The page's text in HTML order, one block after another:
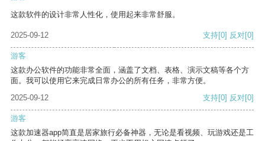
这款软件的设计非常人性化，使用起来非常舒服。
2025-09-12 支持[0] 反对[0]
游客
这款办公软件的功能非常全面，涵盖了文档、表格、演示文稿等各个方
面。我可以使用它来完成日常办公的所有任务，非常方便。
2025-09-12
支持[0] 反对[0]
游客
这款加速器app简直是居家旅行必备神器，无论是看视频、玩游戏还是工